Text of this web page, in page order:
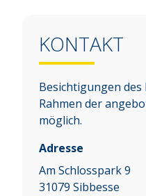
KONTAKT
Besichtigungen
Rahmen der
möglich.
Adresse
Am Schlosspark 9
31079 Sibbesse